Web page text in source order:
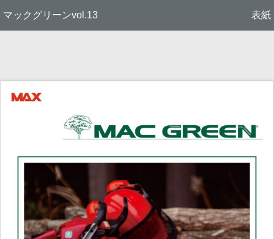
マックグリーンvol.13 表紙